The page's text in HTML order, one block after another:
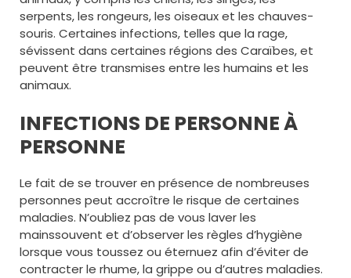
serpents, les rongeurs, les oiseaux et les chauves-
souris. Certaines infections, telles que la rage,
sévissent dans certaines régions des Caraïbes, et
peuvent être transmises entre les humains et les
animaux.
INFECTIONS DE PERSONNE À
PERSONNE
Le fait de se trouver en présence de nombreuses
personnes peut accroître le risque de certaines
maladies. N’oubliez pas de vous laver les
mainssouvent et d’observer les règles d’hygiène
lorsque vous toussez ou éternuez afin d’éviter de
contracter le rhume, la grippe ou d’autres maladies.